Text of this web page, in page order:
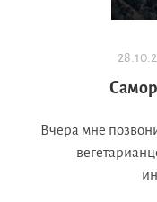
Вчера мне